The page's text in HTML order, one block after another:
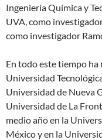
Ingeniería Química y
UVA, como
como investigador
En todo este tiempo ha
Universidad
Universidad de Nueva
Universidad de La
medio año en la
México y en la